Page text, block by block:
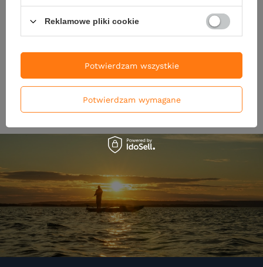
16,90 zł
DO KOSZYKA
59,50 zł
Reklamowe pliki cookie
Potwierdzam wymagane
Potwierdzam wszystkie